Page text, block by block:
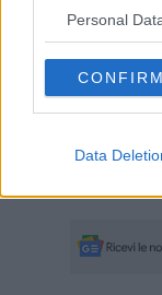
Personal
CONFIRM
Data
Professor Marco
per proseguire il 7,
cercheremo di fare
italiano ormai
comunque,
elemento non solo